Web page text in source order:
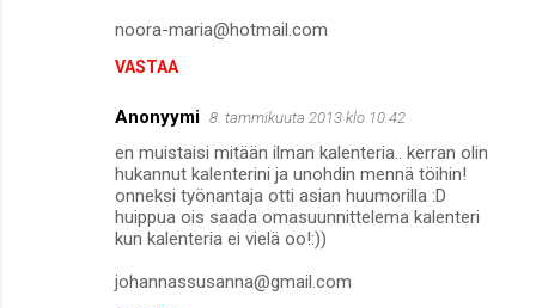
noora-maria@hotmail.com
VASTAA
Anonyymi 8. tammikuuta 2013 klo 10.42
en muistaisi mitään ilman kalenteria.. kerran olin
hukannut kalenterini ja unohdin mennä töihin!
onneksi työnantaja otti asian huumorilla :D
huippua ois saada omasuunnittelema kalenteri
kun kalenteria ei vielä oo!:))
johannassusanna@gmail.com